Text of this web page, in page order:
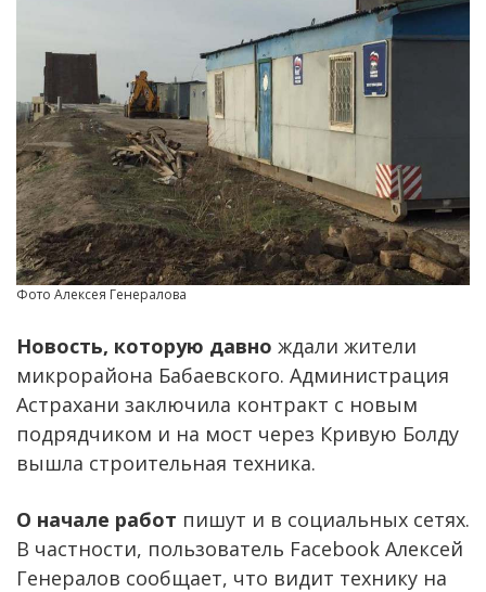
Фото Алексея Генералова
Новость, которую давно ждали жители
микрорайона Бабаевского. Администрация
Астрахани заключила контракт с новым
подрядчиком и на мост через Кривую Болду
вышла строительная техника.
О начале работ пишут и в социальных сетях.
В частности, пользователь Facebook Алексей
Генералов сообщает, что видит технику на